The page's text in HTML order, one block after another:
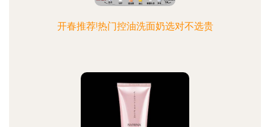
开春推荐!热门控油洗面奶选对不选贵